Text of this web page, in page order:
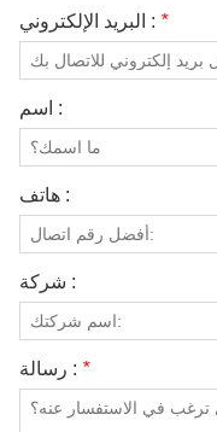
البريد الإلكتروني : *
اسم :
هاتف :
شركة :
رسالة : *